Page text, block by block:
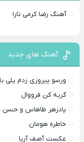
آهنگ رضا کرمی تارا
آهنگ های جدید
ورسو پیروزی زدم پلی
گریه کن فرووال
پادزهر طاهاس و حسن
خاطره هومان
عکست آصف آریا